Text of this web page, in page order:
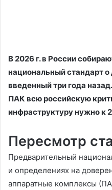
В 2026 г. в России
национальный стандарт
введенный три года
ПАК всю российскую
инфраструктуру нужно к
Пересмотр
Предварительный
и определениях на
аппаратные комплексы